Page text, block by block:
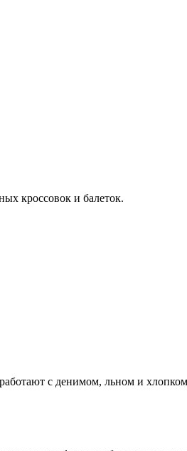
кроссовок и балеток.
с денимом, льном и